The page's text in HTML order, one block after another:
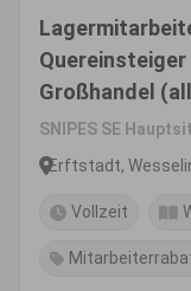
Großhandel
SNIPES SE
Erftstadt,
Vollzeit